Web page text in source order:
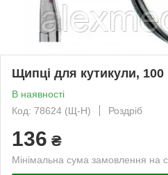
Щипці для кутикули,
В наявності
Код: 78624 (Щ-Н)
Роздріб
136 ₴
Мінімальна сума замовлення на